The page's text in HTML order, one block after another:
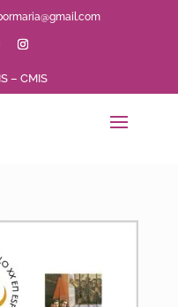
–CMIS